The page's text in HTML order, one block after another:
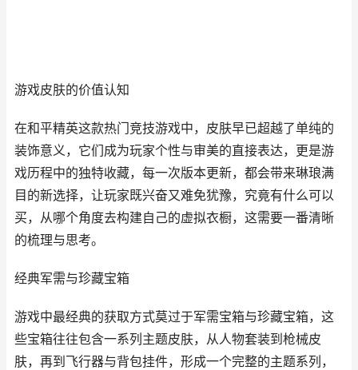
游戏皮肤的价值认知
在和平精英这款热门竞技游戏中，皮肤早已超越了单纯的
装饰意义，它们成为玩家个性与审美的直接表达，更是游
戏历程中的独特收藏，每一次版本更新，都会带来琳琅满
目的新选择，让玩家既兴奋又难免犹豫，究竟有什么可以
买，从哪个角度去构建自己的虚拟衣橱，这需要一番清晰
的梳理与思考。
经典军需与珍藏宝箱
游戏中最经典的获取方式莫过于军需宝箱与珍藏宝箱，这
些宝箱往往包含一系列主题皮肤，从人物套装到枪械皮
肤，再到飞行器与背包挂件，形成一个完整的主题系列，